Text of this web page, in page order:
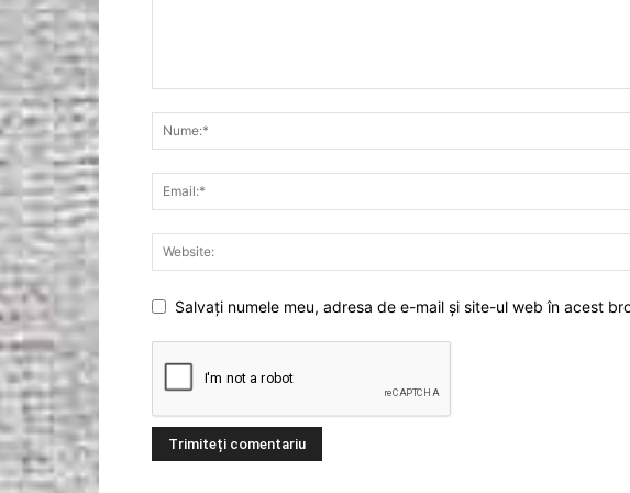
Salvați numele meu, adresa de e-mail și site-ul web în acest